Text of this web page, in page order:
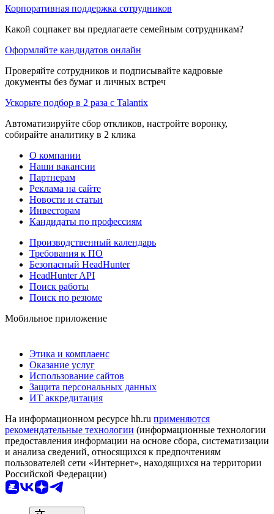
Корпоративная поддержка сотрудников
Какой соцпакет вы предлагаете семейным сотрудникам?
Оформляйте кандидатов онлайн
Проверяйте сотрудников и подписывайте кадровые
документы без бумаг и личных встреч
Ускорьте подбор в 2 раза с Talantix
Автоматизируйте сбор откликов, настройте воронку,
собирайте аналитику в 2 клика
О компании
Наши вакансии
Партнерам
Реклама на сайте
Новости и статьи
Инвесторам
Кандидаты по профессиям
Производственный календарь
Требования к ПО
Безопасный HeadHunter
HeadHunter API
Поиск работы
Поиск по резюме
Мобильное приложение
Этика и комплаенс
Оказание услуг
Использование сайтов
Защита персональных данных
ИТ аккредитация
На информационном ресурсе hh.ru применяются
рекомендательные технологии (информационные технологии
предоставления информации на основе сбора, систематизации
и анализа сведений, относящихся к предпочтениям
пользователей сети «Интернет», находящихся на территории
Российской Федерации)